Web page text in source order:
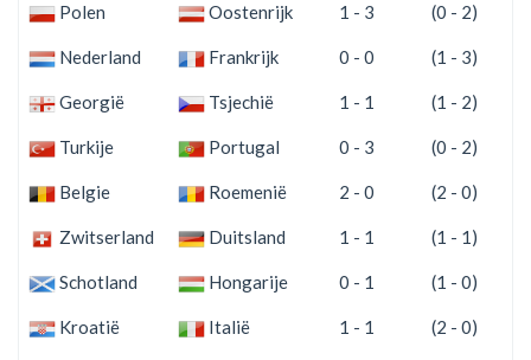
Polen Oostenrijk 1 - 3 (0 - 2)
Nederland Frankrijk 0 - 0 (1 - 3)
Georgië Tsjechië 1 - 1 (1 - 2)
Turkije Portugal 0 - 3 (0 - 2)
Belgie Roemenië 2 - 0 (2 - 0)
Zwitserland Duitsland 1 - 1 (1 - 1)
Schotland Hongarije 0 - 1 (1 - 0)
Kroatië Italië 1 - 1 (2 - 0)